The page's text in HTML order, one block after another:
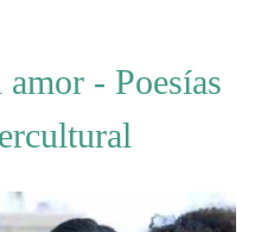
- Poesías